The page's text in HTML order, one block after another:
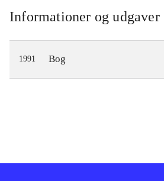
Informationer og udgaver
1991 Bog